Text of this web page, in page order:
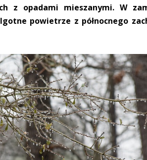
z opadami mieszanymi. W
powietrze z północnego